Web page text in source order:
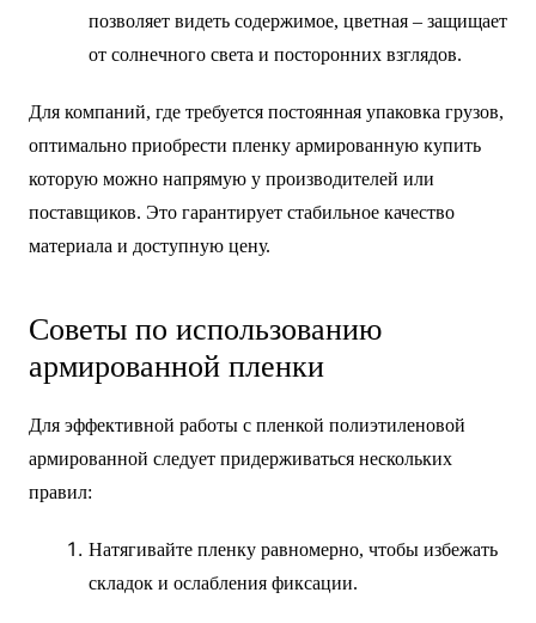
позволяет видеть содержимое, цветная – защищает
от солнечного света и посторонних взглядов.
Для компаний, где требуется постоянная упаковка грузов,
оптимально приобрести пленку армированную купить
которую можно напрямую у производителей или
поставщиков. Это гарантирует стабильное качество
материала и доступную цену.
Советы по использованию
армированной пленки
Для эффективной работы с пленкой полиэтиленовой
армированной следует придерживаться нескольких
правил:
Натягивайте пленку равномерно, чтобы избежать
складок и ослабления фиксации.